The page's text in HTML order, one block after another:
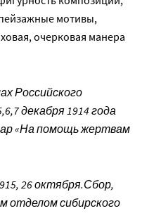
мотивы,
очерковая манера
Российского
декабря 1914 года
«На помощь жертвам
26 октября.Сбор,
отделом сибирского